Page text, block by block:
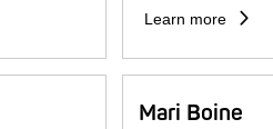
Learn more
Mari Boine